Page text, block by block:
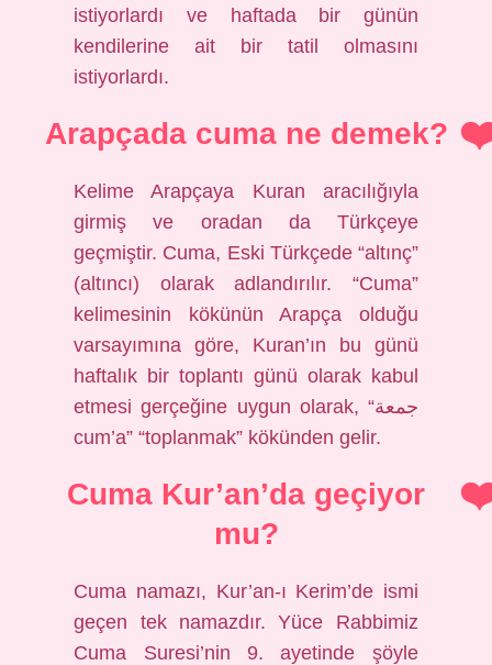
istiyorlardı ve haftada bir günün
kendilerine ait bir tatil olmasını
istiyorlardı.
Arapçada cuma ne demek?
Kelime Arapçaya Kuran aracılığıyla
girmiş ve oradan da Türkçeye
geçmiştir. Cuma, Eski Türkçede “altınç”
(altıncı) olarak adlandırılır. “Cuma”
kelimesinin kökünün Arapça olduğu
varsayımına göre, Kuran’ın bu günü
haftalık bir toplantı günü olarak kabul
etmesi gerçeğine uygun olarak, “جمعة
cum’a” “toplanmak” kökünden gelir.
Cuma Kur’an’da geçiyor
mu?
Cuma namazı, Kur’an-ı Kerim’de ismi
geçen tek namazdır. Yüce Rabbimiz
Cuma Suresi’nin 9. ayetinde şöyle